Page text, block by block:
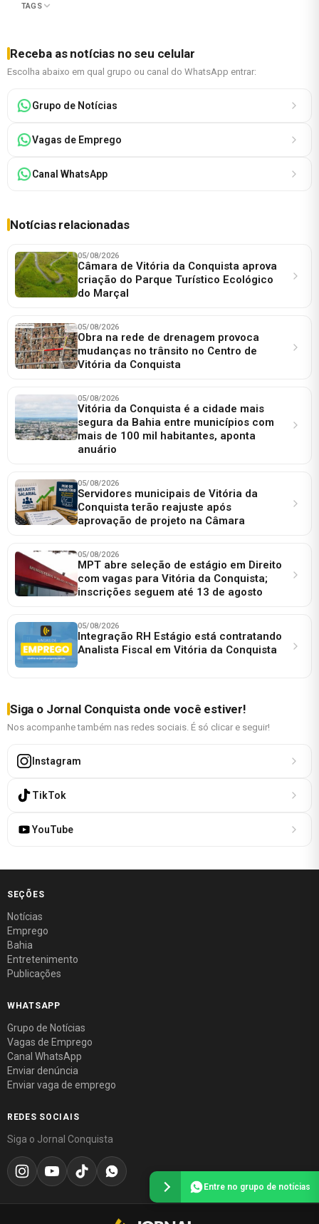
TAGS
Receba as notícias no seu celular
Escolha abaixo em qual grupo ou canal do WhatsApp entrar:
Grupo de Notícias
Vagas de Emprego
Canal WhatsApp
Notícias relacionadas
05/08/2026
Câmara de Vitória da Conquista aprova
criação do Parque Turístico Ecológico
do Marçal
05/08/2026
Obra na rede de drenagem provoca
mudanças no trânsito no Centro de
Vitória da Conquista
05/08/2026
Vitória da Conquista é a cidade mais
segura da Bahia entre municípios com
mais de 100 mil habitantes, aponta
anuário
05/08/2026
Servidores municipais de Vitória da
Conquista terão reajuste após
aprovação de projeto na Câmara
05/08/2026
MPT abre seleção de estágio em Direito
com vagas para Vitória da Conquista;
inscrições seguem até 13 de agosto
05/08/2026
Integração RH Estágio está contratando
Analista Fiscal em Vitória da Conquista
Siga o Jornal Conquista onde você estiver!
Nos acompanhe também nas redes sociais. É só clicar e seguir!
Instagram
TikTok
YouTube
SEÇÕES
Notícias
Emprego
Bahia
Entretenimento
Publicações
WHATSAPP
Grupo de Notícias
Vagas de Emprego
Canal WhatsApp
Enviar denúncia
Enviar vaga de emprego
REDES SOCIAIS
Siga o Jornal Conquista
Entre no grupo de notícias